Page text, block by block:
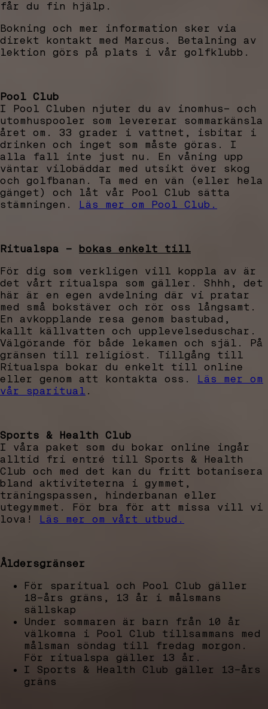
får du fin hjälp.
Bokning och mer information sker via
direkt kontakt med Marcus. Betalning av
lektion görs på plats i vår golfklubb.
Pool Club
I Pool Cluben njuter du av inomhus- och
utomhuspooler som levererar sommarkänsla
året om. 33 grader i vattnet, isbitar i
drinken och inget som måste göras. I
alla fall inte just nu. En våning upp
väntar vilobäddar med utsikt över skog
och golfbanan. Ta med en vän (eller hela
gänget) och låt vår Pool Club sätta
stämningen. Läs mer om Pool Club.
Ritualspa – bokas enkelt till
För dig som verkligen vill koppla av är
det vårt ritualspa som gäller. Shhh, det
här är en egen avdelning där vi pratar
med små bokstäver och rör oss långsamt.
En avkopplande resa genom bastubad,
kallt källvatten och upplevelseduschar.
Välgörande för både lekamen och själ. På
gränsen till religiöst. Tillgång till
Ritualspa bokar du enkelt till online
eller genom att kontakta oss. Läs mer om
vår sparitual .
Sports & Health Club
I våra paket som du bokar online ingår
alltid fri entré till Sports & Health
Club och med det kan du fritt botanisera
bland aktiviteterna i gymmet,
träningspassen, hinderbanan eller
utegymmet. För bra för att missa vill vi
lova! Läs mer om vårt utbud.
Åldersgränser
För sparitual och Pool Club gäller
18-års gräns, 13 år i målsmans
sällskap
Under sommaren är barn från 10 år
välkomna i Pool Club tillsammans med
målsman söndag till fredag morgon.
För ritualspa gäller 13 år.
I Sports & Health Club gäller 13-års
gräns